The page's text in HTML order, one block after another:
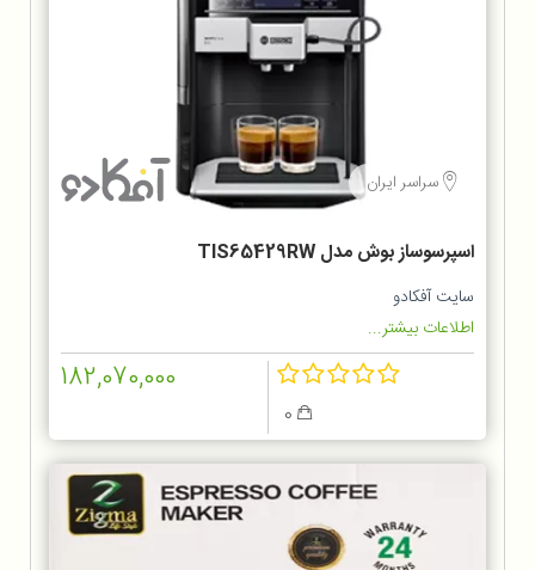
سراسر ایران
اسپرسوساز بوش مدل TIS65429RW
سایت آفکادو
اطلاعات بیشتر...
182,070,000